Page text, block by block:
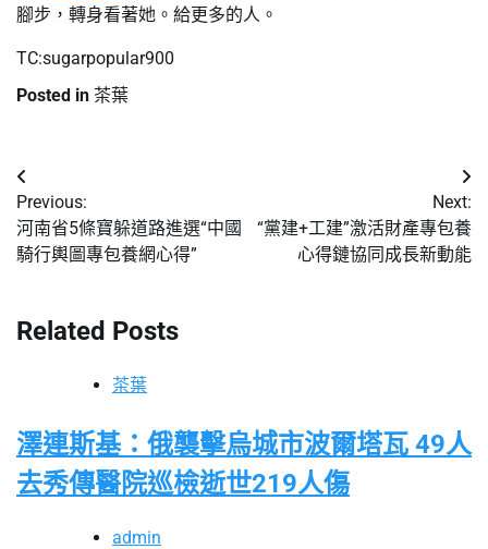
腳步，轉身看著她。給更多的人。
TC:sugarpopular900
Posted in 茶葉
文
章
導
Previous:
河南省5條寶躲道路進選“中國
騎行輿圖專包養網心得”
Next:
“黨建+工建”激活財產專包養
心得鏈協同成長新動能
Related Posts
茶葉
澤連斯基：俄襲擊烏城市波爾塔瓦 49人
去秀傳醫院巡檢逝世219人傷
admin